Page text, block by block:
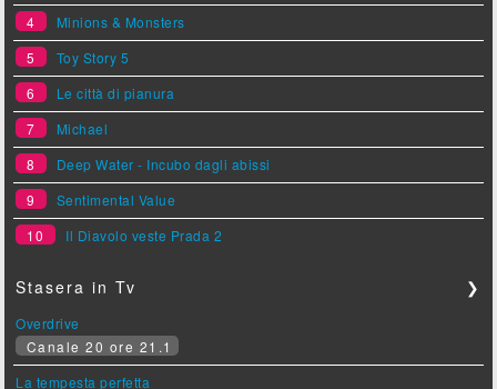
4
Minions & Monsters
5
Toy Story 5
6
Le città di pianura
7
Michael
8
Deep Water - Incubo dagli abissi
9
Sentimental Value
10
Il Diavolo veste Prada 2
Stasera in Tv ❯
Overdrive
Canale 20 ore 21.1
La tempesta perfetta